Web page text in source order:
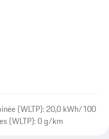
(WLTP): 20,0 kWh/100
(WLTP): 0 g/km